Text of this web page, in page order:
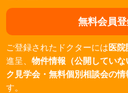
無料会員
ご登録されたドクターには 医
進呈、 物件情報（公開してい
ク見学会・無料個別相談会の情
す。